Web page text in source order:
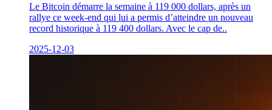
Le Bitcoin démarre la semaine à 119 000 dollars, après un
rallye ce week-end qui lui a permis d’atteindre un nouveau
record historique à 119 400 dollars. Avec le cap de..
2025-12-03